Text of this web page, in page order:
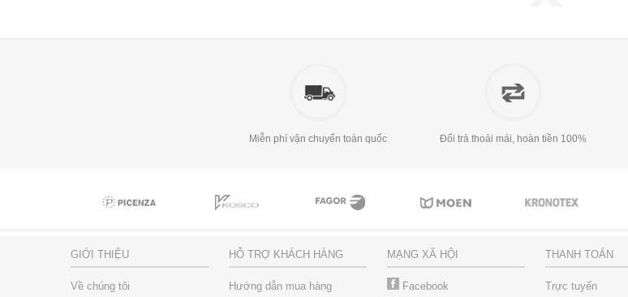
Miễn phí vận chuyển toàn quốc Đổi trả thoải mái, hoàn tiền 100%
GIỚI THIỆU
Về chúng tôi
HỖ TRỢ KHÁCH HÀNG
Hướng dẫn mua hàng
MẠNG XÃ HỘI
Facebook
THANH TOÁN
Trực tuyến